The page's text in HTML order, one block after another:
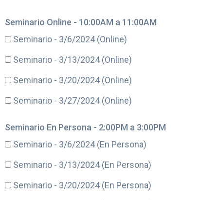
Seminario Online - 10:00AM a 11:00AM
Seminario - 3/6/2024 (Online)
Seminario - 3/13/2024 (Online)
Seminario - 3/20/2024 (Online)
Seminario - 3/27/2024 (Online)
Seminario En Persona - 2:00PM a 3:00PM
Seminario - 3/6/2024 (En Persona)
Seminario - 3/13/2024 (En Persona)
Seminario - 3/20/2024 (En Persona)